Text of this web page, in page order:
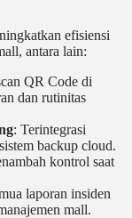
efisiensi
antara lain:
QR Code di
dan rutinitas
: Terintegrasi
backup cloud.
kontrol saat
laporan insiden
mall.